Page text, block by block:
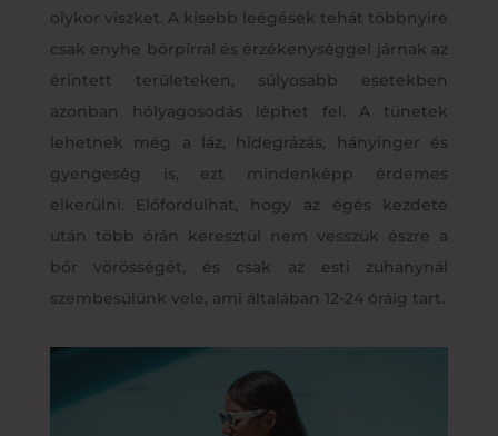
olykor viszket. A kisebb leégések tehát többnyire
csak enyhe bőrpírral és érzékenységgel járnak az
érintett területeken, súlyosabb esetekben
azonban hólyagosodás léphet fel. A tünetek
lehetnek még a láz, hidegrázás, hányinger és
gyengeség is, ezt mindenképp érdemes
elkerülni. Előfordulhat, hogy az égés kezdete
után több órán keresztül nem vesszük észre a
bőr vörösségét, és csak az esti zuhanynál
szembesülünk vele, ami általában 12-24 óráig tart.